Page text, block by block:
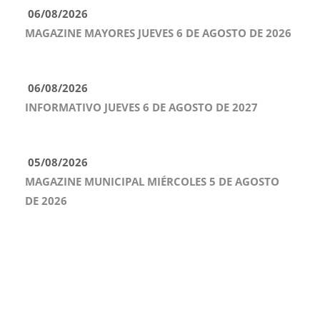
06/08/2026
MAGAZINE MAYORES JUEVES 6 DE AGOSTO DE 2026
06/08/2026
INFORMATIVO JUEVES 6 DE AGOSTO DE 2027
05/08/2026
MAGAZINE MUNICIPAL MIÉRCOLES 5 DE AGOSTO
DE 2026